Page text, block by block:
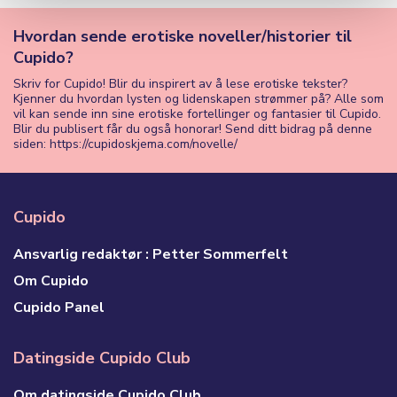
Hvordan sende erotiske noveller/historier til
Cupido?
Skriv for Cupido! Blir du inspirert av å lese erotiske tekster?
Kjenner du hvordan lysten og lidenskapen strømmer på? Alle som
vil kan sende inn sine erotiske fortellinger og fantasier til Cupido.
Blir du publisert får du også honorar! Send ditt bidrag på denne
siden: https://cupidoskjema.com/novelle/
Cupido
Ansvarlig redaktør : Petter Sommerfelt
Om Cupido
Cupido Panel
Datingside Cupido Club